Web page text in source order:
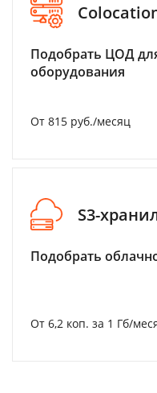
Подобрать ЦОД
оборудования
От 815 руб./месяц
S3-
Подобрать
От 6,2 коп. за 1 Гб/